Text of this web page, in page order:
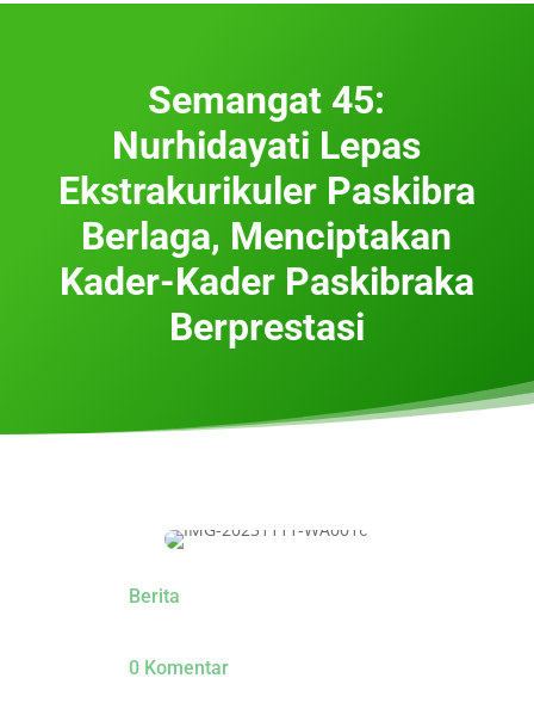
Semangat 45:
Nurhidayati Lepas
Ekstrakurikuler Paskibra
Berlaga, Menciptakan
Kader-Kader Paskibraka
Berprestasi
Berita
0 Komentar